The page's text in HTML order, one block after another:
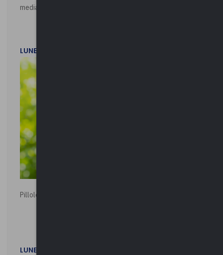
mediante procedura asincrona telematica
LUNEDì 20 LUGLIO 2026
Pillole ambientali | 2026
LUNEDì 2 FEBBRAIO 2026